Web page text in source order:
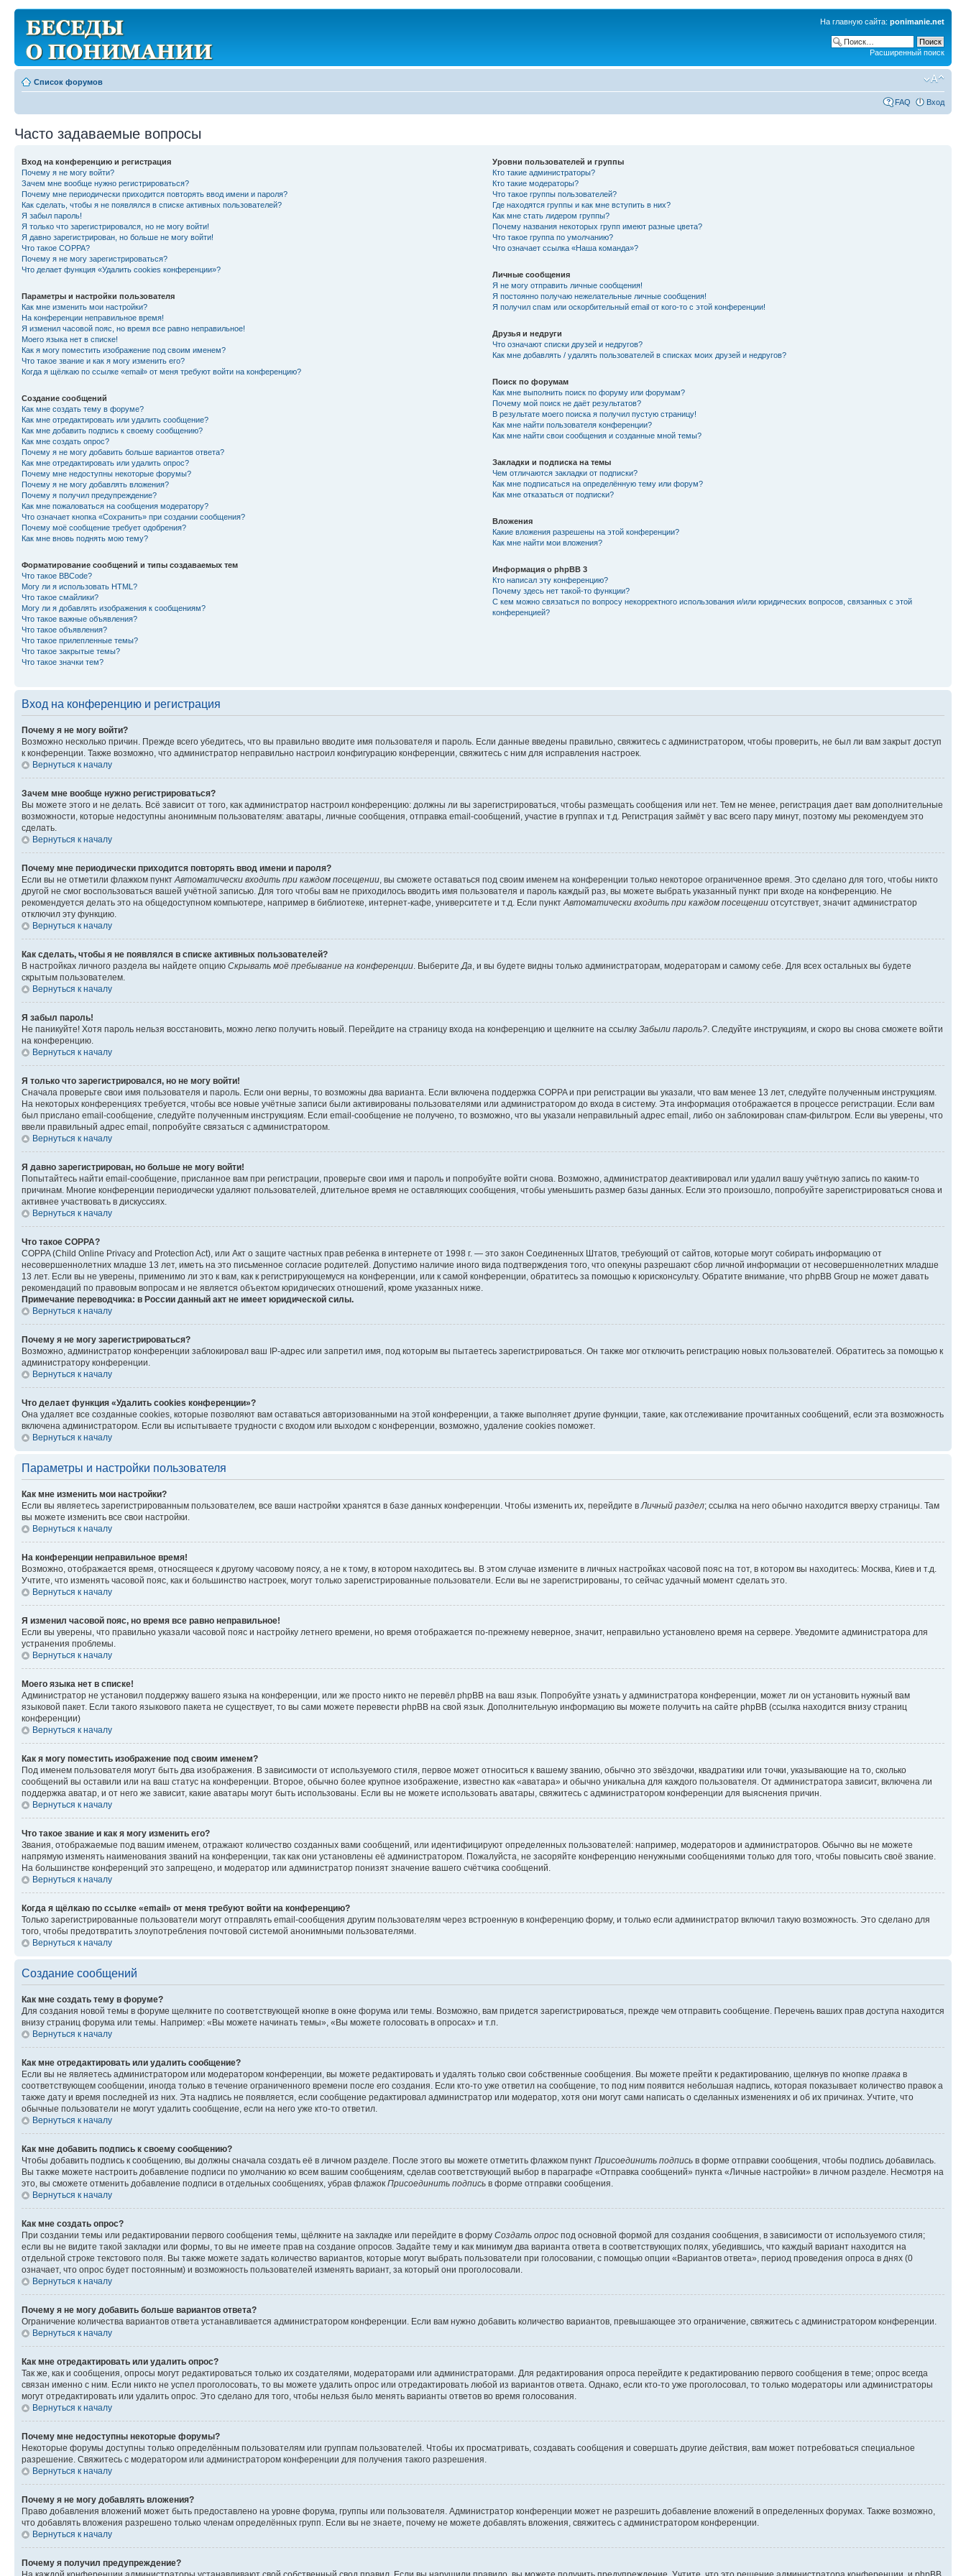
На главную сайта: ponimanie.net
Расширенный поиск
Список форумов
FAQ Вход
Часто задаваемые вопросы
Вход на конференцию и регистрация
Почему я не могу войти?
Зачем мне вообще нужно регистрироваться?
Почему мне периодически приходится повторять ввод имени и пароля?
Как сделать, чтобы я не появлялся в списке активных пользователей?
Я забыл пароль!
Я только что зарегистрировался, но не могу войти!
Я давно зарегистрирован, но больше не могу войти!
Что такое COPPA?
Почему я не могу зарегистрироваться?
Что делает функция «Удалить cookies конференции»?
Параметры и настройки пользователя
Как мне изменить мои настройки?
На конференции неправильное время!
Я изменил часовой пояс, но время все равно неправильное!
Моего языка нет в списке!
Как я могу поместить изображение под своим именем?
Что такое звание и как я могу изменить его?
Когда я щёлкаю по ссылке «email» от меня требуют войти на конференцию?
Создание сообщений
Как мне создать тему в форуме?
Как мне отредактировать или удалить сообщение?
Как мне добавить подпись к своему сообщению?
Как мне создать опрос?
Почему я не могу добавить больше вариантов ответа?
Как мне отредактировать или удалить опрос?
Почему мне недоступны некоторые форумы?
Почему я не могу добавлять вложения?
Почему я получил предупреждение?
Как мне пожаловаться на сообщения модератору?
Что означает кнопка «Сохранить» при создании сообщения?
Почему моё сообщение требует одобрения?
Как мне вновь поднять мою тему?
Форматирование сообщений и типы создаваемых тем
Что такое BBCode?
Могу ли я использовать HTML?
Что такое смайлики?
Могу ли я добавлять изображения к сообщениям?
Что такое важные объявления?
Что такое объявления?
Что такое прилепленные темы?
Что такое закрытые темы?
Что такое значки тем?
Уровни пользователей и группы
Кто такие администраторы?
Кто такие модераторы?
Что такое группы пользователей?
Где находятся группы и как мне вступить в них?
Как мне стать лидером группы?
Почему названия некоторых групп имеют разные цвета?
Что такое группа по умолчанию?
Что означает ссылка «Наша команда»?
Личные сообщения
Я не могу отправить личные сообщения!
Я постоянно получаю нежелательные личные сообщения!
Я получил спам или оскорбительный email от кого-то с этой конференции!
Друзья и недруги
Что означают списки друзей и недругов?
Как мне добавлять / удалять пользователей в списках моих друзей и недругов?
Поиск по форумам
Как мне выполнить поиск по форуму или форумам?
Почему мой поиск не даёт результатов?
В результате моего поиска я получил пустую страницу!
Как мне найти пользователя конференции?
Как мне найти свои сообщения и созданные мной темы?
Закладки и подписка на темы
Чем отличаются закладки от подписки?
Как мне подписаться на определённую тему или форум?
Как мне отказаться от подписки?
Вложения
Какие вложения разрешены на этой конференции?
Как мне найти мои вложения?
Информация о phpBB 3
Кто написал эту конференцию?
Почему здесь нет такой-то функции?
С кем можно связаться по вопросу некорректного использования и/или юридических вопросов, связанных с этой
конференцией?
Вход на конференцию и регистрация
Почему я не могу войти?
Возможно несколько причин. Прежде всего убедитесь, что вы правильно вводите имя пользователя и пароль. Если данные введены правильно, свяжитесь с администратором, чтобы проверить, не был ли вам закрыт доступ
к конференции. Также возможно, что администратор неправильно настроил конфигурацию конференции, свяжитесь с ним для исправления настроек.
Вернуться к началу
Зачем мне вообще нужно регистрироваться?
Вы можете этого и не делать. Всё зависит от того, как администратор настроил конференцию: должны ли вы зарегистрироваться, чтобы размещать сообщения или нет. Тем не менее, регистрация дает вам дополнительные
возможности, которые недоступны анонимным пользователям: аватары, личные сообщения, отправка email-сообщений, участие в группах и т.д. Регистрация займёт у вас всего пару минут, поэтому мы рекомендуем это
сделать.
Вернуться к началу
Почему мне периодически приходится повторять ввод имени и пароля?
Если вы не отметили флажком пунктАвтоматически входить при каждом посещении, вы сможете оставаться под своим именем на конференции только некоторое ограниченное время. Это сделано для того, чтобы никто
другой не смог воспользоваться вашей учётной записью. Для того чтобы вам не приходилось вводить имя пользователя и пароль каждый раз, вы можете выбрать указанный пункт при входе на конференцию. Не
рекомендуется делать это на общедоступном компьютере, например в библиотеке, интернет-кафе, университете и т.д. Если пунктАвтоматически входить при каждом посещении отсутствует, значит администратор
отключил эту функцию.
Вернуться к началу
Как сделать, чтобы я не появлялся в списке активных пользователей?
В настройках личного раздела вы найдете опцию Скрывать моё пребывание на конференции. ВыберитеДа, и вы будете видны только администраторам, модераторам и самому себе. Для всех остальных вы будете
скрытым пользователем.
Вернуться к началу
Я забыл пароль!
Не паникуйте! Хотя пароль нельзя восстановить, можно легко получить новый. Перейдите на страницу входа на конференцию и щелкните на ссылку Забыли пароль?. Следуйте инструкциям, и скоро вы снова сможете войти
на конференцию.
Вернуться к началу
Я только что зарегистрировался, но не могу войти!
Сначала проверьте свои имя пользователя и пароль. Если они верны, то возможны два варианта. Если включена поддержка COPPA и при регистрации вы указали, что вам менее 13 лет, следуйте полученным инструкциям.
На некоторых конференциях требуется, чтобы все новые учётные записи были активированы пользователями или администратором до входа в систему. Эта информация отображается в процессе регистрации. Если вам
был прислано email-сообщение, следуйте полученным инструкциям. Если email-сообщение не получено, то возможно, что вы указали неправильный адрес email, либо он заблокирован спам-фильтром. Если вы уверены, что
ввели правильный адрес email, попробуйте связаться с администратором.
Вернуться к началу
Я давно зарегистрирован, но больше не могу войти!
Попытайтесь найти email-сообщение, присланное вам при регистрации, проверьте свои имя и пароль и попробуйте войти снова. Возможно, администратор деактивировал или удалил вашу учётную запись по каким-то
причинам. Многие конференции периодически удаляют пользователей, длительное время не оставляющих сообщения, чтобы уменьшить размер базы данных. Если это произошло, попробуйте зарегистрироваться снова и
активнее участвовать в дискуссиях.
Вернуться к началу
Что такое COPPA?
COPPA (Child Online Privacy and Protection Act), или Акт о защите частных прав ребенка в интернете от 1998 г. — это закон Соединенных Штатов, требующий от сайтов, которые могут собирать информацию от
несовершеннолетних младше 13 лет, иметь на это письменное согласие родителей. Допустимо наличие иного вида подтверждения того, что опекуны разрешают сбор личной информации от несовершеннолетних младше
13 лет. Если вы не уверены, применимо ли это к вам, как к регистрирующемуся на конференции, или к самой конференции, обратитесь за помощью к юрисконсульту. Обратите внимание, что phpBB Group не может давать
рекомендаций по правовым вопросам и не является объектом юридических отношений, кроме указанных ниже.
Примечание переводчика: в России данный акт не имеет юридической силы.
Вернуться к началу
Почему я не могу зарегистрироваться?
Возможно, администратор конференции заблокировал ваш IP-адрес или запретил имя, под которым вы пытаетесь зарегистрироваться. Он также мог отключить регистрацию новых пользователей. Обратитесь за помощью к
администратору конференции.
Вернуться к началу
Что делает функция «Удалить cookies конференции»?
Она удаляет все созданные cookies, которые позволяют вам оставаться авторизованными на этой конференции, а также выполняет другие функции, такие, как отслеживание прочитанных сообщений, если эта возможность
включена администратором. Если вы испытываете трудности с входом или выходом с конференции, возможно, удаление cookies поможет.
Вернуться к началу
Параметры и настройки пользователя
Как мне изменить мои настройки?
Если вы являетесь зарегистрированным пользователем, все ваши настройки хранятся в базе данных конференции. Чтобы изменить их, перейдите вЛичный раздел; ссылка на него обычно находится вверху страницы. Там
вы можете изменить все свои настройки.
Вернуться к началу
На конференции неправильное время!
Возможно, отображается время, относящееся к другому часовому поясу, а не к тому, в котором находитесь вы. В этом случае измените в личных настройках часовой пояс на тот, в котором вы находитесь: Москва, Киев и т.д.
Учтите, что изменять часовой пояс, как и большинство настроек, могут только зарегистрированные пользователи. Если вы не зарегистрированы, то сейчас удачный момент сделать это.
Вернуться к началу
Я изменил часовой пояс, но время все равно неправильное!
Если вы уверены, что правильно указали часовой пояс и настройку летнего времени, но время отображается по-прежнему неверное, значит, неправильно установлено время на сервере. Уведомите администратора для
устранения проблемы.
Вернуться к началу
Моего языка нет в списке!
Администратор не установил поддержку вашего языка на конференции, или же просто никто не перевёл phpBB на ваш язык. Попробуйте узнать у администратора конференции, может ли он установить нужный вам
языковой пакет. Если такого языкового пакета не существует, то вы сами можете перевести phpBB на свой язык. Дополнительную информацию вы можете получить на сайте phpBB (ссылка находится внизу страниц
конференции)
Вернуться к началу
Как я могу поместить изображение под своим именем?
Под именем пользователя могут быть два изображения. В зависимости от используемого стиля, первое может относиться к вашему званию, обычно это звёздочки, квадратики или точки, указывающие на то, сколько
сообщений вы оставили или на ваш статус на конференции. Второе, обычно более крупное изображение, известно как «аватара» и обычно уникальна для каждого пользователя. От администратора зависит, включена ли
поддержка аватар, и от него же зависит, какие аватары могут быть использованы. Если вы не можете использовать аватары, свяжитесь с администратором конференции для выяснения причин.
Вернуться к началу
Что такое звание и как я могу изменить его?
Звания, отображаемые под вашим именем, отражают количество созданных вами сообщений, или идентифицируют определенных пользователей: например, модераторов и администраторов. Обычно вы не можете
напрямую изменять наименования званий на конференции, так как они установлены её администратором. Пожалуйста, не засоряйте конференцию ненужными сообщениями только для того, чтобы повысить своё звание.
На большинстве конференций это запрещено, и модератор или администратор понизят значение вашего счётчика сообщений.
Вернуться к началу
Когда я щёлкаю по ссылке «email» от меня требуют войти на конференцию?
Только зарегистрированные пользователи могут отправлять email-сообщения другим пользователям через встроенную в конференцию форму, и только если администратор включил такую возможность. Это сделано для
того, чтобы предотвратить злоупотребления почтовой системой анонимными пользователями.
Вернуться к началу
Создание сообщений
Как мне создать тему в форуме?
Для создания новой темы в форуме щелкните по соответствующей кнопке в окне форума или темы. Возможно, вам придется зарегистрироваться, прежде чем отправить сообщение. Перечень ваших прав доступа находится
внизу страниц форума или темы. Например: «Вы можете начинать темы», «Вы можете голосовать в опросах» и т.п.
Вернуться к началу
Как мне отредактировать или удалить сообщение?
Если вы не являетесь администратором или модератором конференции, вы можете редактировать и удалять только свои собственные сообщения. Вы можете прейти к редактированию, щелкнув по кнопке правка в
соответствующем сообщении, иногда только в течение ограниченного времени после его создания. Если кто-то уже ответил на сообщение, то под ним появится небольшая надпись, которая показывает количество правок а
также дату и время последней из них. Эта надпись не появляется, если сообщение редактировал администратор или модератор, хотя они могут сами написать о сделанных изменениях и об их причинах. Учтите, что
обычные пользователи не могут удалить сообщение, если на него уже кто-то ответил.
Вернуться к началу
Как мне добавить подпись к своему сообщению?
Чтобы добавить подпись к сообщению, вы должны сначала создать её в личном разделе. После этого вы можете отметить флажком пункт Присоединить подпись в форме отправки сообщения, чтобы подпись добавилась.
Вы также можете настроить добавление подписи по умолчанию ко всем вашим сообщениям, сделав соответствующий выбор в параграфе «Отправка сообщений» пункта «Личные настройки» в личном разделе. Несмотря на
это, вы сможете отменить добавление подписи в отдельных сообщениях, убрав флажок Присоединить подпись в форме отправки сообщения.
Вернуться к началу
Как мне создать опрос?
При создании темы или редактировании первого сообщения темы, щёлкните на закладке или перейдите в форму Создать опрос под основной формой для создания сообщения, в зависимости от используемого стиля;
если вы не видите такой закладки или формы, то вы не имеете прав на создание опросов. Задайте тему и как минимум два варианта ответа в соответствующих полях, убедившись, что каждый вариант находится на
отдельной строке текстового поля. Вы также можете задать количество вариантов, которые могут выбрать пользователи при голосовании, с помощью опции «Вариантов ответа», период проведения опроса в днях (0
означает, что опрос будет постоянным) и возможность пользователей изменять вариант, за который они проголосовали.
Вернуться к началу
Почему я не могу добавить больше вариантов ответа?
Ограничение количества вариантов ответа устанавливается администратором конференции. Если вам нужно добавить количество вариантов, превышающее это ограничение, свяжитесь с администратором конференции.
Вернуться к началу
Как мне отредактировать или удалить опрос?
Так же, как и сообщения, опросы могут редактироваться только их создателями, модераторами или администраторами. Для редактирования опроса перейдите к редактированию первого сообщения в теме; опрос всегда
связан именно с ним. Если никто не успел проголосовать, то вы можете удалить опрос или отредактировать любой из вариантов ответа. Однако, если кто-то уже проголосовал, то только модераторы или администраторы
могут отредактировать или удалить опрос. Это сделано для того, чтобы нельзя было менять варианты ответов во время голосования.
Вернуться к началу
Почему мне недоступны некоторые форумы?
Некоторые форумы доступны только определённым пользователям или группам пользователей. Чтобы их просматривать, создавать сообщения и совершать другие действия, вам может потребоваться специальное
разрешение. Свяжитесь с модератором или администратором конференции для получения такого разрешения.
Вернуться к началу
Почему я не могу добавлять вложения?
Право добавления вложений может быть предоставлено на уровне форума, группы или пользователя. Администратор конференции может не разрешить добавление вложений в определенных форумах. Также возможно,
что добавлять вложения разрешено только членам определённых групп. Если вы не знаете, почему не можете добавлять вложения, свяжитесь с администратором конференции.
Вернуться к началу
Почему я получил предупреждение?